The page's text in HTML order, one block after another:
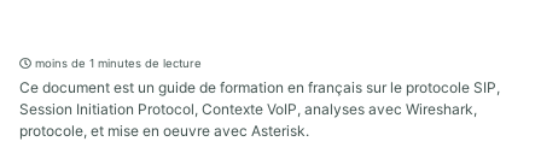
moins de 1 minutes de lecture
Ce document est un guide de formation en français sur le protocole SIP,
Session Initiation Protocol, Contexte VoIP, analyses avec Wireshark,
protocole, et mise en oeuvre avec Asterisk.